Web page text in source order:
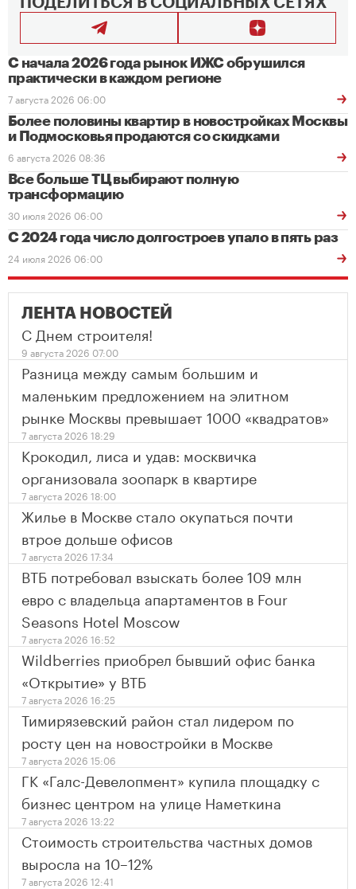
ПОДЕЛИТЬСЯ В СОЦИАЛЬНЫХ СЕТЯХ
С начала 2026 года рынок ИЖС обрушился
практически в каждом регионе
7 августа 2026 06:00
Более половины квартир в новостройках Москвы
и Подмосковья продаются со скидками
6 августа 2026 08:36
Все больше ТЦ выбирают полную
трансформацию
30 июля 2026 06:00
С 2024 года число долгостроев упало в пять раз
24 июля 2026 06:00
ЛЕНТА НОВОСТЕЙ
С Днем строителя!
9 августа 2026 07:00
Разница между самым большим и
маленьким предложением на элитном
рынке Москвы превышает 1000 «квадратов»
7 августа 2026 18:29
Крокодил, лиса и удав: москвичка
организовала зоопарк в квартире
7 августа 2026 18:00
Жилье в Москве стало окупаться почти
втрое дольше офисов
7 августа 2026 17:34
ВТБ потребовал взыскать более 109 млн
евро с владельца апартаментов в Four
Seasons Hotel Moscow
7 августа 2026 16:52
Wildberries приобрел бывший офис банка
«Открытие» у ВТБ
7 августа 2026 16:25
Тимирязевский район стал лидером по
росту цен на новостройки в Москве
7 августа 2026 15:06
ГК «Галс-Девелопмент» купила площадку с
бизнес центром на улице Наметкина
7 августа 2026 13:22
Стоимость строительства частных домов
выросла на 10–12%
7 августа 2026 12:41